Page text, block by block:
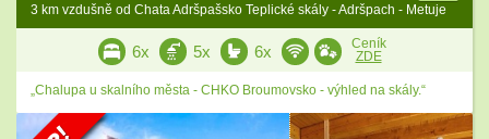
3 km vzdušně od Chata Adršpašsko Teplické skály - Adršpach - Metuje
6x 5x 6x
Ceník
ZDE
„Chalupa u skalního města - CHKO Broumovsko - výhled na skály.“